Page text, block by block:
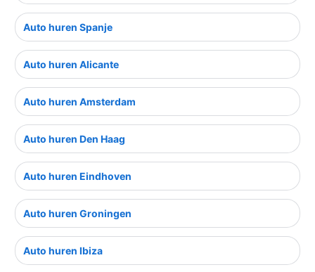
Auto huren Spanje
Auto huren Alicante
Auto huren Amsterdam
Auto huren Den Haag
Auto huren Eindhoven
Auto huren Groningen
Auto huren Ibiza